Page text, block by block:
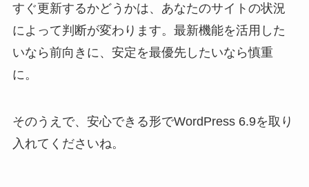
すぐ更新するかどうかは、あなたのサイトの状況
によって判断が変わります。最新機能を活用した
いなら前向きに、安定を最優先したいなら慎重
に。
そのうえで、安心できる形でWordPress 6.9を取り
入れてくださいね。